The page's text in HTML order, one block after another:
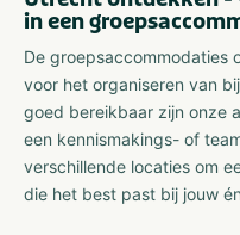
in een
De groepsaccommodaties
voor het organiseren van
goed bereikbaar zijn onze
een kennismakings- of
verschillende locaties om
die het best past bij jouw